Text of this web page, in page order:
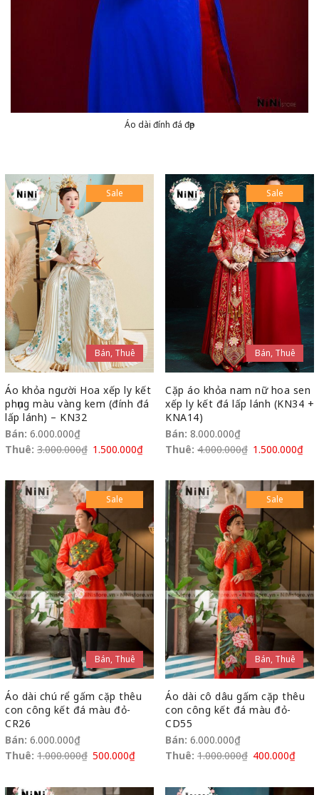
Áo dài đính đá đẹp
Bán, Thuê
Sale
Áo khỏa người Hoa xếp ly kết
phụng màu vàng kem (đính đá
lấp lánh) – KN32
Bán: 6.000.000₫
Thuê: 3.000.000₫ 1.500.000₫
Bán, Thuê
Sale
Cặp áo khỏa nam nữ hoa sen
xếp ly kết đá lấp lánh (KN34 +
KNA14)
Bán: 8.000.000₫
Thuê: 4.000.000₫ 1.500.000₫
Bán, Thuê
Sale
Áo dài chú rể gấm cặp thêu
con công kết đá màu đỏ-
CR26
Bán: 6.000.000₫
Thuê: 1.000.000₫ 500.000₫
Bán, Thuê
Sale
Áo dài cô dâu gấm cặp thêu
con công kết đá màu đỏ-
CD55
Bán: 6.000.000₫
Thuê: 1.000.000₫ 400.000₫